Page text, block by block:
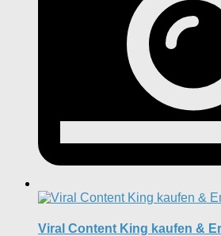
Viral Content King kaufen &